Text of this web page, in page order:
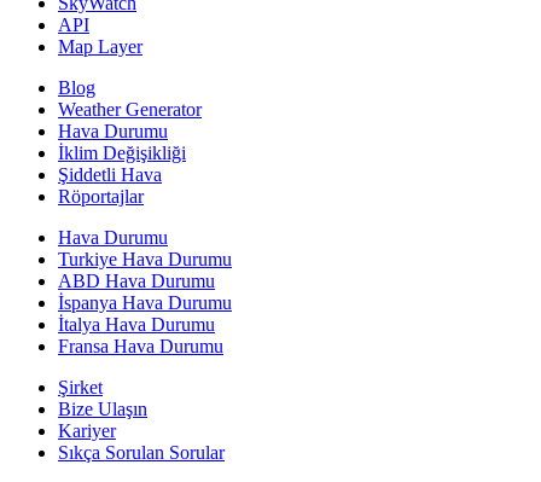
API
Map Layer
Blog
Weather Generator
Hava Durumu
İklim Değişikliği
Şiddetli Hava
Röportajlar
Hava Durumu
Turkiye Hava Durumu
ABD Hava Durumu
İspanya Hava Durumu
İtalya Hava Durumu
Fransa Hava Durumu
Şirket
Bize Ulaşın
Kariyer
Sıkça Sorulan Sorular